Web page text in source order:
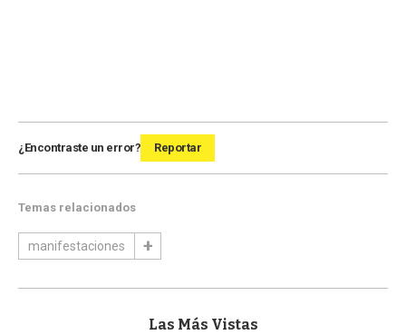
¿Encontraste un error? Reportar
Temas relacionados
manifestaciones
Las Más Vistas